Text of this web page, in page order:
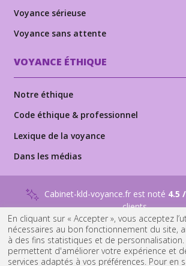
Voyance sérieuse
Voyance sans attente
VOYANCE ÉTHIQUE
Notre éthique
Code éthique & professionnel
Lexique de la voyance
Dans les médias
Cabinet-kld-voyance.fr est noté 4.5
clients
NOUS RECRUTONSDES VOYANTS
En cliquant sur « Accepter », vous acceptez
nécessaires au bon fonctionnement du site,
à des fins statistiques et de
permettent d'améliorer votre expérience et
services adaptés à vos préférences. Pour en